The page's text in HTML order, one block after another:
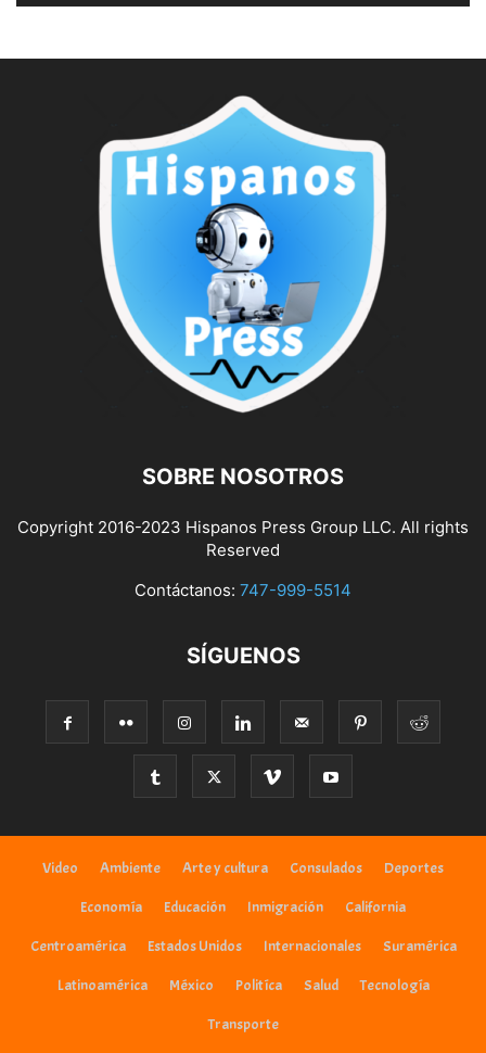
SOBRE NOSOTROS
Copyright 2016-2023 Hispanos Press Group LLC. All rights
Reserved
Contáctanos: 747-999-5514
SÍGUENOS
Video Ambiente Arte y cultura Consulados Deportes
Economía Educación Inmigración California
Centroamérica Estados Unidos Internacionales Suramérica
Latinoamérica México Politíca Salud Tecnología
Transporte